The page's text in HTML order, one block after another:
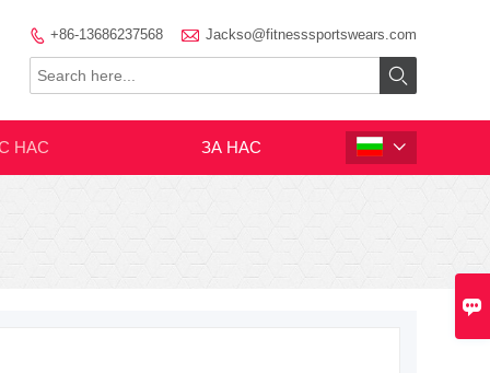

 +86-13686237568  Jackso@fitnesssportswears.com

НАС ЗА НАС 